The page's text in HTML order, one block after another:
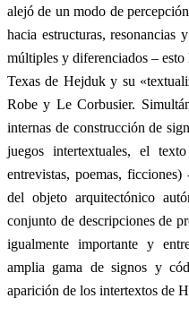
alejó de un modo de
hacia estructuras, resonancias
múltiples y diferenciados – esto
Texas de Hejduk y su
Robe y Le Corbusier.
internas de construcción de
juegos intertextuales, el
entrevistas, poemas,
del objeto arquitectónico
conjunto de descripciones de
igualmente importante y
amplia gama de signos y
aparición de los intertextos de